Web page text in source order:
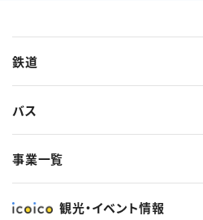
鉄道
バス
事業一覧
観光・イベント情報